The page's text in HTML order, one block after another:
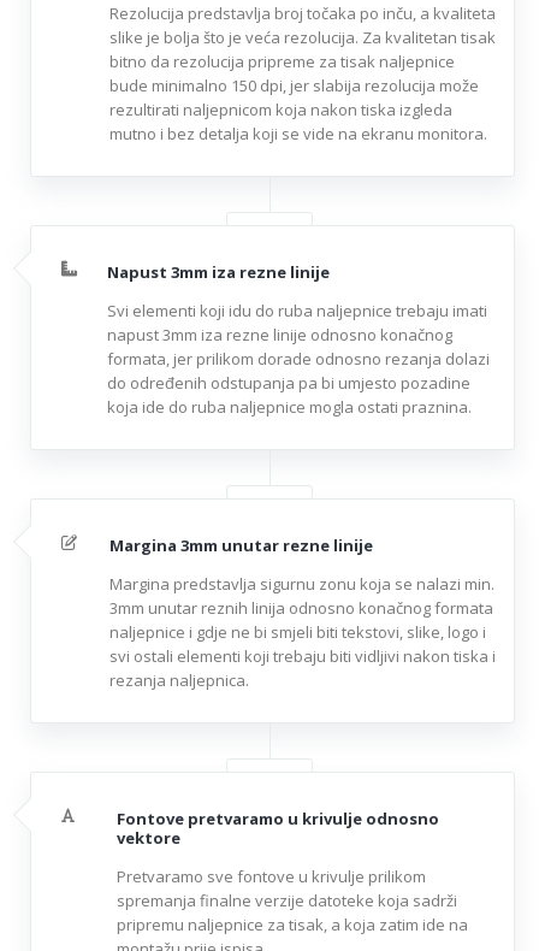
Rezolucija predstavlja broj točaka po inču, a kvaliteta
slike je bolja što je veća rezolucija. Za kvalitetan tisak
bitno da rezolucija pripreme za tisak naljepnice
bude minimalno 150 dpi, jer slabija rezolucija može
rezultirati naljepnicom koja nakon tiska izgleda
mutno i bez detalja koji se vide na ekranu monitora.
Napust 3mm iza rezne linije
Svi elementi koji idu do ruba naljepnice trebaju imati
napust 3mm iza rezne linije odnosno konačnog
formata, jer prilikom dorade odnosno rezanja dolazi
do određenih odstupanja pa bi umjesto pozadine
koja ide do ruba naljepnice mogla ostati praznina.
Margina 3mm unutar rezne linije
Margina predstavlja sigurnu zonu koja se nalazi min.
3mm unutar reznih linija odnosno konačnog formata
naljepnice i gdje ne bi smjeli biti tekstovi, slike, logo i
svi ostali elementi koji trebaju biti vidljivi nakon tiska i
rezanja naljepnica.
Fontove pretvaramo u krivulje odnosno
vektore
Pretvaramo sve fontove u krivulje prilikom
spremanja finalne verzije datoteke koja sadrži
pripremu naljepnice za tisak, a koja zatim ide na